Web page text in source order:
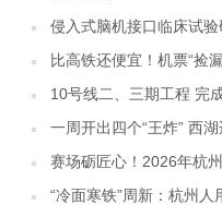
侵入式脑机接口临床试验
比高铁还便宜！机票“捡
10号线二、三期工程 完
一周开出四个“王炸” 西湖
赛场砺匠心！2026年杭州
“冷面寒铁”周新：杭州人